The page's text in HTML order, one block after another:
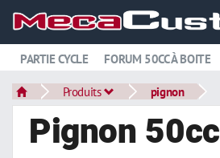
PARTIE CYCLE FORUM 50CC À BOITE
Produits pignon
Pignon 50cc